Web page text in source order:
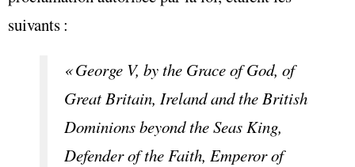
suivants :
«George V, by the Grace of God, of
Great Britain, Ireland and the British
Dominions beyond the Seas King,
Defender of the Faith, Emperor of